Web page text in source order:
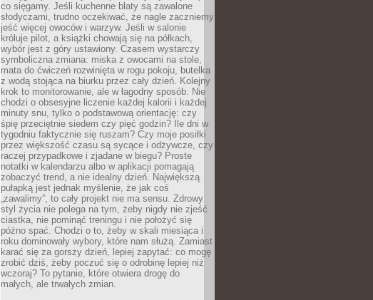
co sięgamy. Jeśli kuchenne blaty są zawalone
słodyczami, trudno oczekiwać, że nagle zaczniemy
jeść więcej owoców i warzyw. Jeśli w salonie
króluje pilot, a książki chowają się na półkach,
wybór jest z góry ustawiony. Czasem wystarczy
symboliczna zmiana: miska z owocami na stole,
mata do ćwiczeń rozwinięta w rogu pokoju, butelka
z wodą stojąca na biurku przez cały dzień. Kolejny
krok to monitorowanie, ale w łagodny sposób. Nie
chodzi o obsesyjne liczenie każdej kalorii i każdej
minuty snu, tylko o podstawową orientację: czy
śpię przeciętnie siedem czy pięć godzin? Ile dni w
tygodniu faktycznie się ruszam? Czy moje posiłki
przez większość czasu są sycące i odżywcze, czy
raczej przypadkowe i zjadane w biegu? Proste
notatki w kalendarzu albo w aplikacji pomagają
zobaczyć trend, a nie idealny dzień. Największą
pułapką jest jednak myślenie, że jak coś
„zawalimy”, to cały projekt nie ma sensu. Zdrowy
styl życia nie polega na tym, żeby nigdy nie zjeść
ciastka, nie pominąć treningu i nie położyć się
późno spać. Chodzi o to, żeby w skali miesiąca i
roku dominowały wybory, które nam służą. Zamiast
karać się za gorszy dzień, lepiej zapytać: co mogę
zrobić dziś, żeby poczuć się o odrobinę lepiej niż
wczoraj? To pytanie, które otwiera drogę do
małych, ale trwałych zmian.